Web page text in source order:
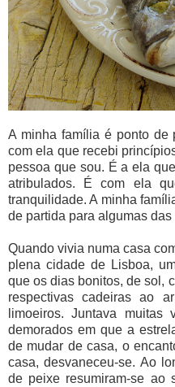
A minha família é ponto de
com ela que recebi
pessoa que sou. É a ela
atribulados. É com ela
tranquilidade. A minha
de partida para algumas
Quando vivia numa casa
plena cidade de Lisboa,
que os dias bonitos, de sol,
respectivas cadeiras ao
limoeiros. Juntava
demorados em que a
de mudar de casa, o
casa, desvaneceu-se. Ao
de peixe resumiram-se ao